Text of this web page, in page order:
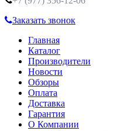
Заказать звонок
Главная
Каталог
Производители
Новости
Обзоры
Оплата
Доставка
Гарантия
О Компании